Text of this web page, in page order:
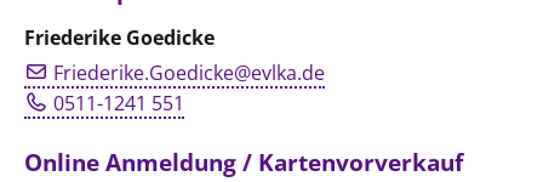
Friederike Goedicke
Friederike.Goedicke@evlka.de
0511-1241 551
Online Anmeldung / Kartenvorverkauf